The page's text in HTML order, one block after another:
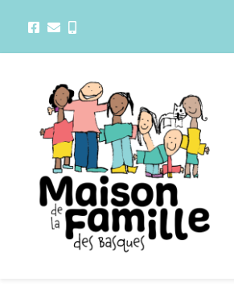
La maison